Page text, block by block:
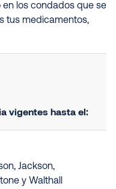
los condados que se
tus medicamentos,
vigentes hasta el:
Jackson,
y Walthall